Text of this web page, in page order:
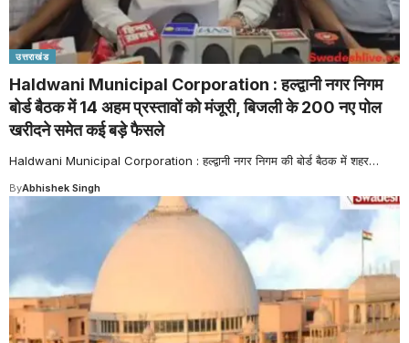
उत्तराखंड
Haldwani Municipal Corporation : हल्द्वानी नगर निगम
बोर्ड बैठक में 14 अहम प्रस्तावों को मंजूरी, बिजली के 200 नए पोल
खरीदने समेत कई बड़े फैसले
Haldwani Municipal Corporation : हल्द्वानी नगर निगम की बोर्ड बैठक में शहर…
ByAbhishek Singh